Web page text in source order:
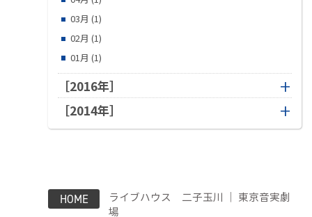
03月 (1)
02月 (1)
01月 (1)
［2016年］
［2014年］
HOME
ライブハウス 二子玉川 ｜ 東京音実劇
場